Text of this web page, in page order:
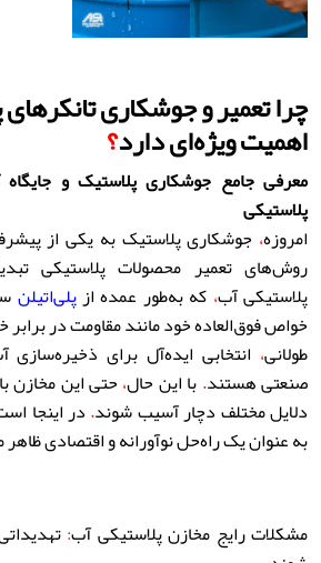
چرا تعمیر و جوشکاری
اهمیت ویژه‌ای دارد؟
معرفی جامع جوشکاری پلاستیک و جایگاه
پلاستیکی
امروزه، جوشکاری پلاستیک به یکی از
روش‌های تعمیر محصولات پلاستیکی
پلاستیکی آب، که به‌طور عمده ازپلی‌اتیلن
خواص فوق‌العاده خود مانند مقاومت در
طولانی، انتخابی ایده‌آل برای
صنعتی هستند.با این حال،حتی این مخازن
دلایل مختلف دچار آسیب شوند.در اینجا
به عنوان یک راه‌حل نوآورانه و اقتصادی
مشکلات رایج مخازن پلاستیکی آب: